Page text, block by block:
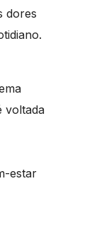
dores
voltada
estar